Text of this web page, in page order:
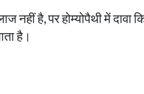
नहीं है, पर होम्योपैथी में
है।